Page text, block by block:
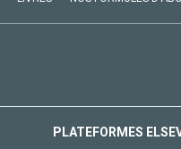
PLATEFORMES